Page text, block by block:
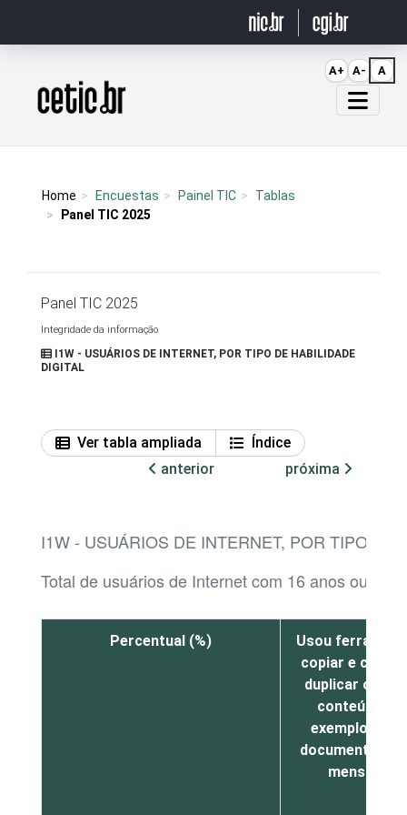
Página inicial
Home Encuestas Painel TIC
Tablas
Panel TIC 2025
Panel TIC 2025
Integridade da informação
I1W - USUÁRIOS DE INTERNET, POR TIPO DE HABILIDADE
DIGITAL
Ver tabla ampliada
Índice
anterior
próxima
I1W - USUÁRIOS DE INTERNET, POR TIPO DE
Total de usuários de Internet com 16 anos ou mais
Percentual (%)
Usou
copiar e colar
duplicar ou
conteúdo,
exemplo, em
documento ou
mensagem
A+ A- A